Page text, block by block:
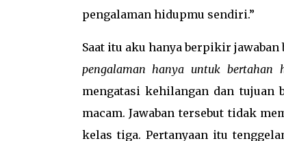
pengalaman hidupmu sendiri.”
Saat itu aku hanya berpikir
pengalaman hanya untuk bertahan
mengatasi kehilangan dan tujuan
macam. Jawaban tersebut tidak
kelas tiga. Pertanyaan itu